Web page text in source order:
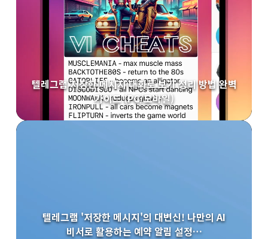
텔레그램 저장한 메시지 대화로 보기 정리 방법 완벽
가이드 (PC/모바일)
텔레그램 '저장한 메시지'의 대변신! 나만의 AI
비서로 활용하는 예약 알림 설정…